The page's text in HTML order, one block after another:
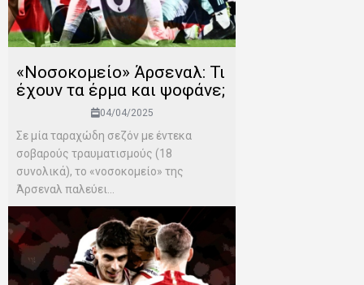
«Νοσοκομείο» Άρσεναλ: Τι
έχουν τα έρμα και ψοφάνε;
04/04/2025
Σε μία ταραχώδη σεζόν με έντεκα
σοβαρούς τραυματισμούς (18
συνολικά), το «νοσοκομείο» της
Άρσεναλ παλεύει...